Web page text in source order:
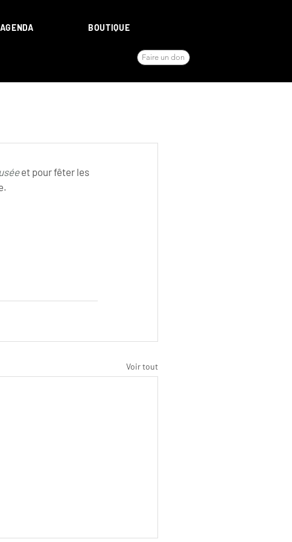
AGENDA BOUTIQUE
Faire un don
et pour fêter les
Voir tout